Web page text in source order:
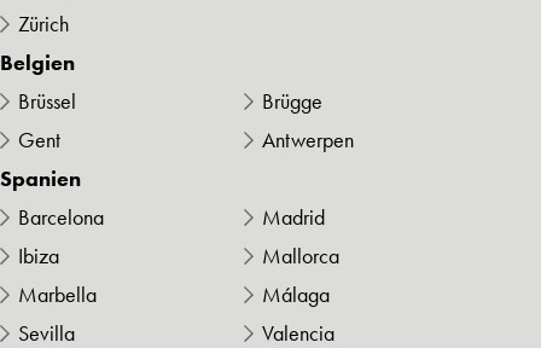
Zürich
Belgien
Brüssel
Brügge
Gent
Antwerpen
Spanien
Barcelona
Madrid
Ibiza
Mallorca
Marbella
Málaga
Sevilla
Valencia